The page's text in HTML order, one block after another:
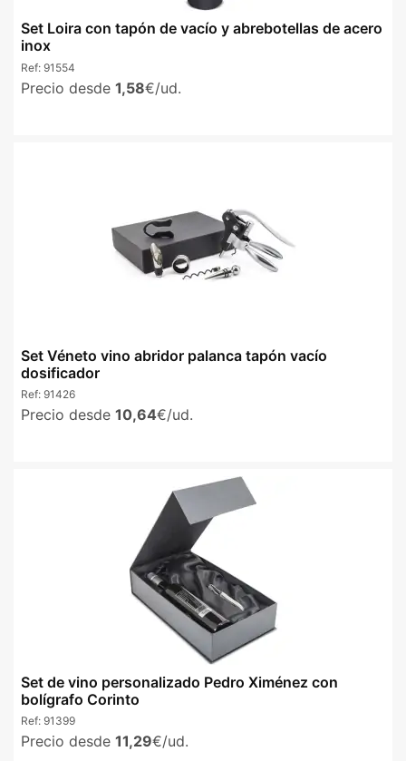
Set Loira con tapón de vacío y abrebotellas de acero
inox
Ref: 91554
Precio desde 1,58€/ud.
Set Véneto vino abridor palanca tapón vacío
dosificador
Ref: 91426
Precio desde 10,64€/ud.
Set de vino personalizado Pedro Ximénez con
bolígrafo Corinto
Ref: 91399
Precio desde 11,29€/ud.